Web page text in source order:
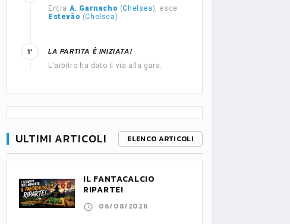
Entra A. Garnacho (Chelsea), esce
Estevão (Chelsea)
LA PARTITA È INIZIATA!
L'arbitro ha dato il via alla gara.
1'
ULTIMI ARTICOLI ELENCO ARTICOLI
IL FANTACALCIO
RIPARTE!
06/08/2026